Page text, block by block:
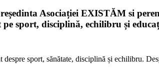
Asociației EXISTĂM si
sport, disciplină, echilibru și
sport, sănătate, disciplină și echilibru.